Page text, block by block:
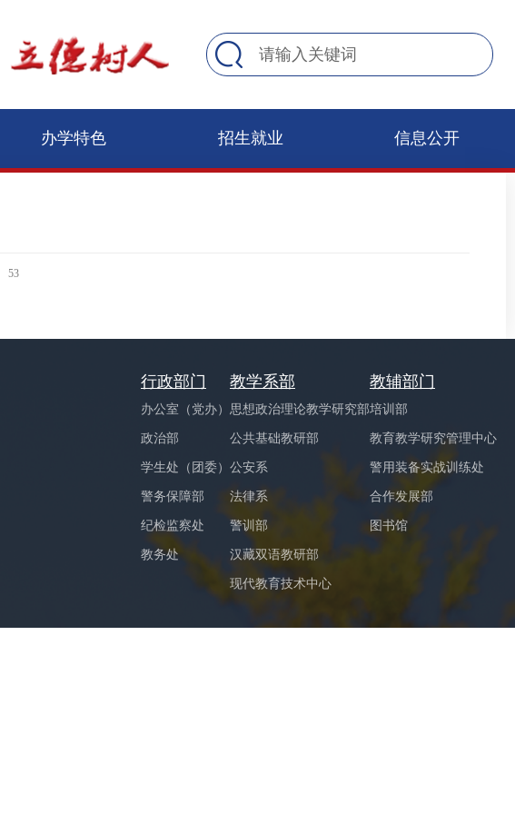
办学特色 招生就业 信息公开
53
行政部门
办公室（党办）
政治部
学生处（团委）
警务保障部
纪检监察处
教务处
教学系部
思想政治理论教学研究部
公共基础教研部
公安系
法律系
警训部
汉藏双语教研部
现代教育技术中心
教辅部门
培训部
教育教学研究管理中心
警用装备实战训练处
合作发展部
图书馆